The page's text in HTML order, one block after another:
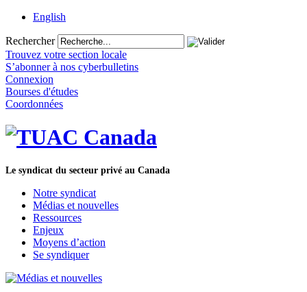
English
Rechercher
Trouvez votre section locale
S’abonner à nos cyberbulletins
Connexion
Bourses d'études
Coordonnées
Le syndicat du secteur privé au Canada
Notre syndicat
Médias et nouvelles
Ressources
Enjeux
Moyens d’action
Se syndiquer